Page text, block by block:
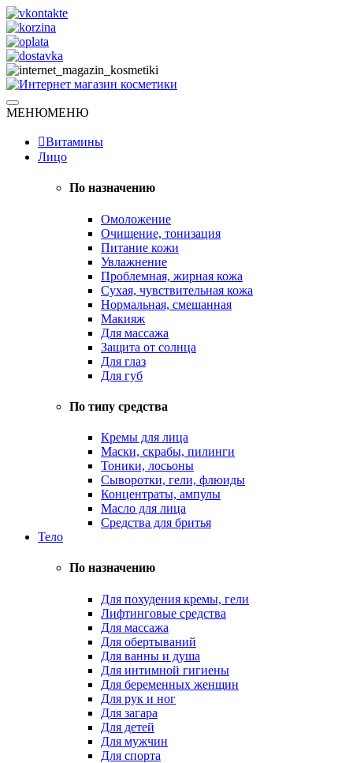
Skip
to
content
Интернет магазин косметики
Натуральная косметика
МЕНЮМЕНЮ
Витамины
Лицо
По назначению
Омоложение
Очищение, тонизация
Питание кожи
Увлажнение
Проблемная, жирная кожа
Сухая, чувствительная кожа
Нормальная, смешанная
Макияж
Для массажа
Защита от солнца
Для глаз
Для губ
По типу средства
Кремы для лица
Маски, скрабы, пилинги
Тоники, лосьоны
Сыворотки, гели, флюиды
Концентраты, ампулы
Масло для лица
Средства для бритья
Тело
По назначению
Для похудения кремы, гели
Лифтинговые средства
Для массажа
Для обертываний
Для ванны и душа
Для интимной гигиены
Для беременных женщин
Для рук и ног
Для загара
Для детей
Для мужчин
Для спорта